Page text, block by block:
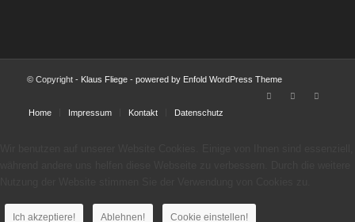
© Copyright - Klaus Fliege- powered by Enfold WordPress Theme
Home Impressum Kontakt Datenschutz
Ich akzeptiere! Ablehnen! Cookie einstellen!